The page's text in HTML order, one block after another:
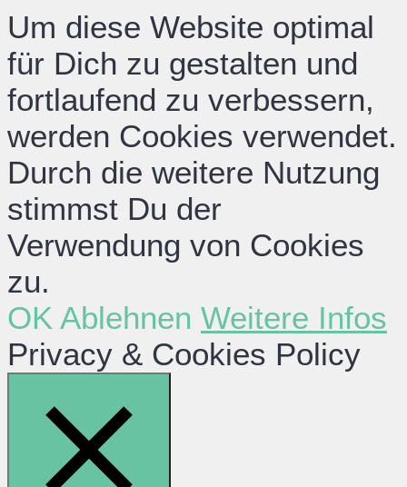
Um diese Website optimal
für Dich zu gestalten und
fortlaufend zu verbessern,
werden Cookies verwendet.
Durch die weitere Nutzung
stimmst Du der
Verwendung von Cookies
zu.
OK Ablehnen Weitere Infos
Privacy & Cookies Policy